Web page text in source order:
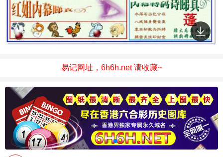
易记网址，6h6h.net 请收藏~